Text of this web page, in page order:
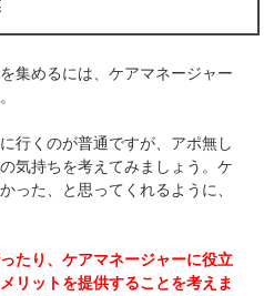
集めるには、ケアマネージャー
行くのが普通ですが、アポ無し
気持ちを考えてみましょう。ケ
った、と思ってくれるように、
たり、ケアマネージャーに役立
リットを提供することを考えま